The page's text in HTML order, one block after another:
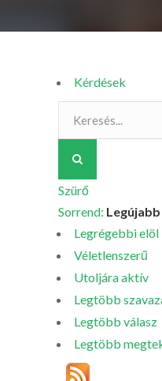
Kérdések
Szürő
Sorrend:
Legrégebbi elöl
Véletlenszerű
Utoljára aktív
Legtöbb
Legtöbb válasz
Legtöbb